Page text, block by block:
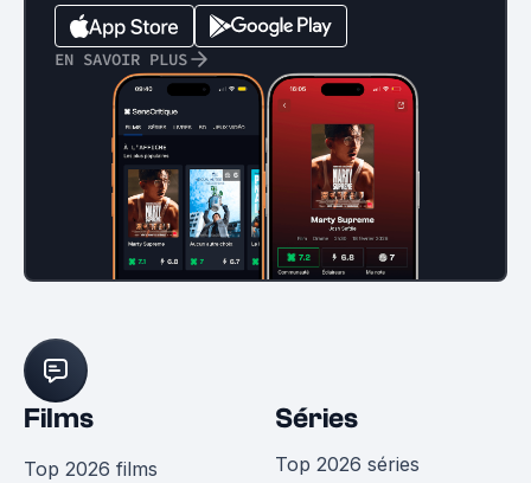
EN SAVOIR PLUS
Films
Top 2026 films
Séries
Top 2026 séries